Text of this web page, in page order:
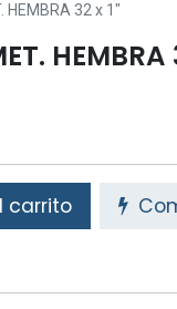
HEMBRA 32 x 1"
HEMBRA
carrito